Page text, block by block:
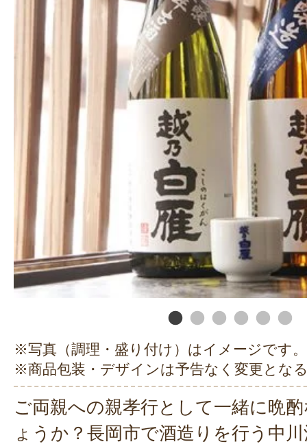
※写真（調理・盛り付け）はイメージです。
※商品包装・デザインは予告なく変更とな
ご両親への親孝行として一緒に晩
ょうか？長岡市で酒造りを行う中